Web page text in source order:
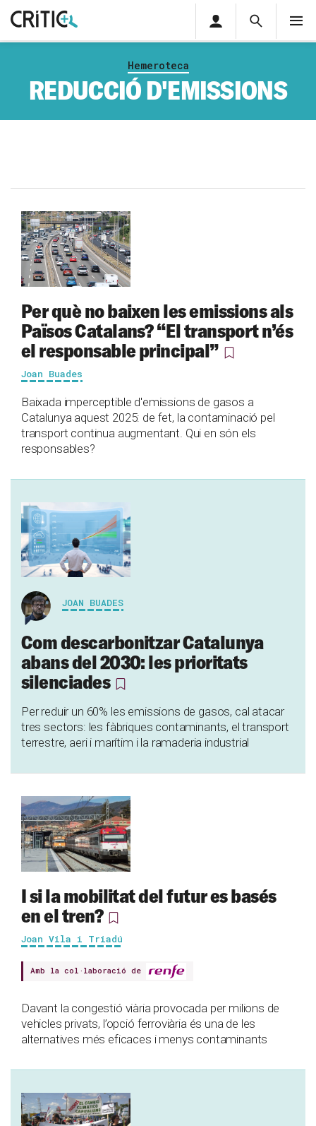
Cerca
Cerca
privada
Hemeroteca
REDUCCIÓ D'EMISSIONS
Per què no baixen les emissions als
Països Catalans? “El transport n’és
el responsable principal”
Joan Buades
Baixada imperceptible d'emissions de gasos a
Catalunya aquest 2025: de fet, la contaminació pel
transport continua augmentant. Qui en són els
responsables?
JOAN BUADES
Com descarbonitzar Catalunya
abans del 2030: les prioritats
silenciades
Per reduir un 60% les emissions de gasos, cal atacar
tres sectors: les fàbriques contaminants, el transport
terrestre, aeri i marítim i la ramaderia industrial
I si la mobilitat del futur es basés
en el tren?
Joan Vila i Triadú
Amb la col·laboració de
Davant la congestió viària provocada per milions de
vehicles privats, l’opció ferroviària és una de les
alternatives més eficaces i menys contaminants